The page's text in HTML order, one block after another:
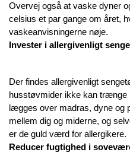
Overvej også at vaske dyner
celsius et par gange om året,
vaskeanvisningerne nøje.
Invester i allergivenligt
Der findes allergivenligt
husstøvmider ikke kan
lægges over madras, dyne og
mellem dig og miderne, og
er de guld værd for allergikere.
Reducer fugtighed i